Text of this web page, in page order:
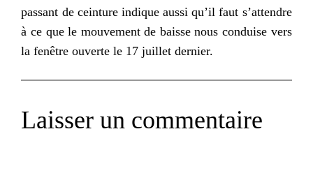
passant de ceinture indique aussi qu’il faut s’attendre
à ce que le mouvement de baisse nous conduise vers
la fenêtre ouverte le 17 juillet dernier.
Laisser un commentaire